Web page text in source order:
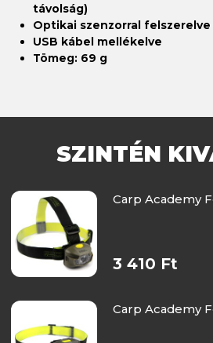
távolság)
Optikai szenzorral felszerelve
USB kábel mellékelve
Tömeg: 69 g
SZINTÉN
Carp Academy
3 410 Ft
Carp Academy